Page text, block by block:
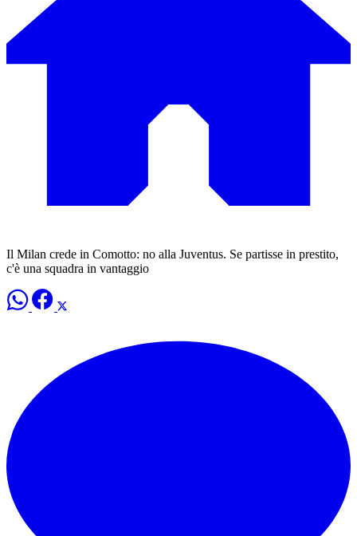
Il Milan crede in Comotto: no alla Juventus. Se partisse in prestito,
c'è una squadra in vantaggio